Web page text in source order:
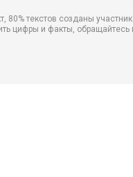
80% текстов созданы
цифры и факты,